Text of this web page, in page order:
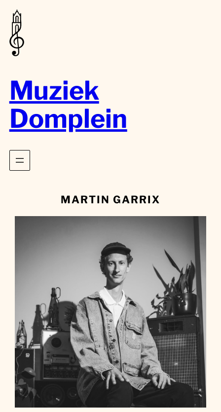
Muziek
Domplein
MARTIN GARRIX